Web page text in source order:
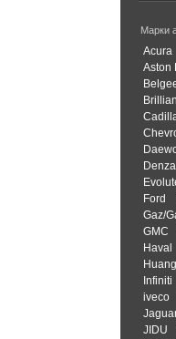
Марки
Acura
Aston
Denza
Ford
Gaz/
GMC
Haval
Infiniti
iveco
JIDU